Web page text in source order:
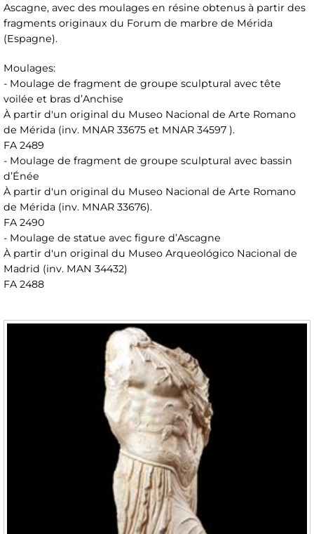
Ascagne, avec des moulages en résine obtenus à partir des
fragments originaux du Forum de marbre de Mérida
(Espagne).
Moulages:
- Moulage de fragment de groupe sculptural avec tête
voilée et bras d’Anchise
À partir d'un original du Museo Nacional de Arte Romano
de Mérida (inv. MNAR 33675 et MNAR 34597 ).
FA 2489
- Moulage de fragment de groupe sculptural avec bassin
d’Énée
À partir d'un original du Museo Nacional de Arte Romano
de Mérida (inv. MNAR 33676).
FA 2490
- Moulage de statue avec figure d’Ascagne
À partir d'un original du Museo Arqueológico Nacional de
Madrid (inv. MAN 34432)
FA 2488